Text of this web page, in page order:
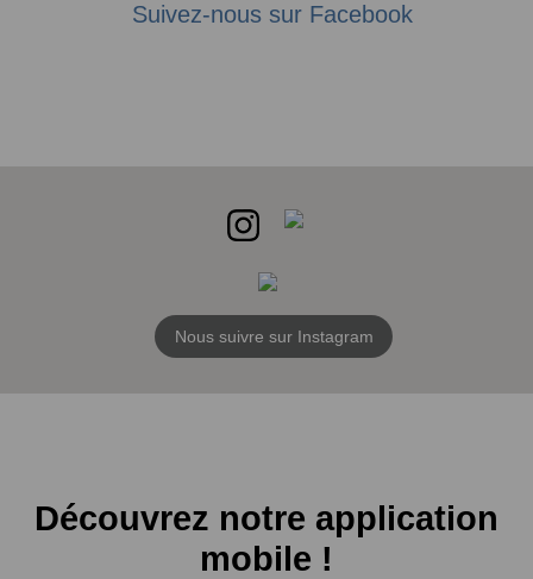
Suivez-nous sur Facebook
Nous suivre sur Instagram
Découvrez notre application
mobile !